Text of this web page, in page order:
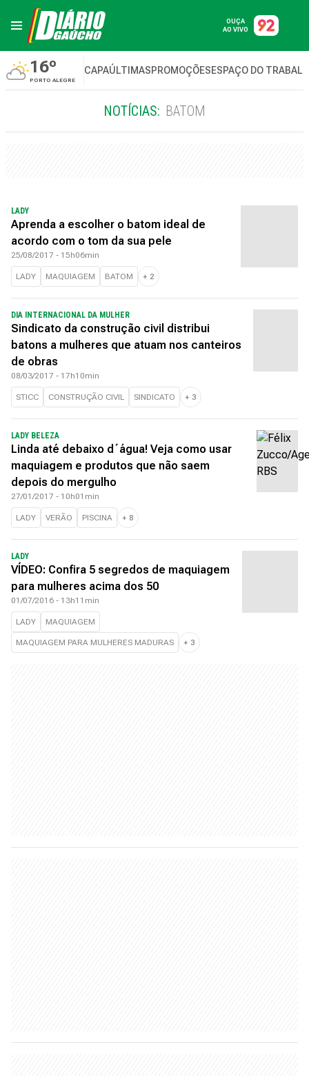
OUÇA
AO VIVO
16º
PORTO ALEGRE
CAPAÚLTIMASPROMOÇÕESESPAÇO DO
NOTÍCIAS: BATOM
LADY
Aprenda a escolher o batom ideal de
acordo com o tom da sua pele
25/08/2017 - 15h06min
LADY MAQUIAGEM BATOM + 2
DIA INTERNACIONAL DA MULHER
Sindicato da construção civil distribui
batons a mulheres que atuam nos canteiros
de obras
08/03/2017 - 17h10min
STICC CONSTRUÇÃO CIVIL SINDICATO + 3
LADY BELEZA
Linda até debaixo d´água! Veja como usar
maquiagem e produtos que não saem
depois do mergulho
27/01/2017 - 10h01min
LADY VERÃO PISCINA + 8
LADY
VÍDEO: Confira 5 segredos de maquiagem
para mulheres acima dos 50
01/07/2016 - 13h11min
LADY MAQUIAGEM
MAQUIAGEM PARA MULHERES MADURAS + 3